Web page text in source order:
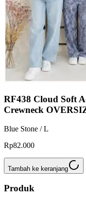
RF438 Cloud Soft
Crewneck
Blue Stone / L
Rp82.000
Tambah ke keranjang
Produk